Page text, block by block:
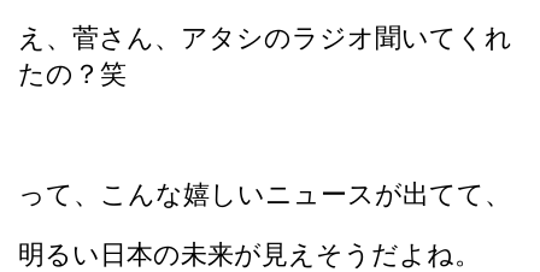
え、菅さん、アタシのラジオ聞いてくれ
たの？笑
って、こんな嬉しいニュースが出てて、
明るい日本の未来が見えそうだよね。